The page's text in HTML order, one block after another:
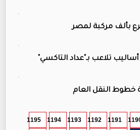
بألف مركبة لمصر
تلاعب بـ"عداد التاكسي"
خطوط النقل العام
1191
1192
1193
1194
1195